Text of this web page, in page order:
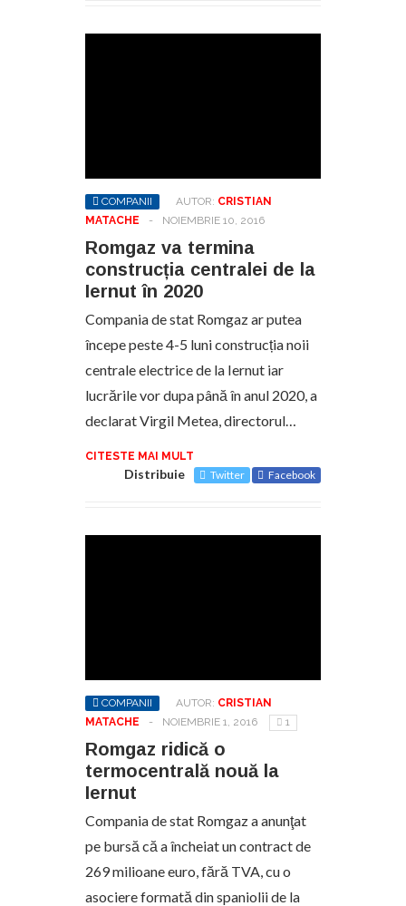
COMPANII AUTOR: CRISTIAN
MATACHE
- NOIEMBRIE 10, 2016
Romgaz va termina
construcția centralei de la
Iernut în 2020
Compania de stat Romgaz ar putea
începe peste 4-5 luni construcția noii
centrale electrice de la Iernut iar
lucrările vor dupa până în anul 2020, a
declarat Virgil Metea, directorul…
CITESTE MAI MULT
Distribuie Twitter Facebook
COMPANII AUTOR: CRISTIAN
MATACHE
- NOIEMBRIE 1, 2016 1
Romgaz ridică o
termocentrală nouă la
Iernut
Compania de stat Romgaz a anunţat
pe bursă că a încheiat un contract de
269 milioane euro, fără TVA, cu o
asociere formată din spaniolii de la